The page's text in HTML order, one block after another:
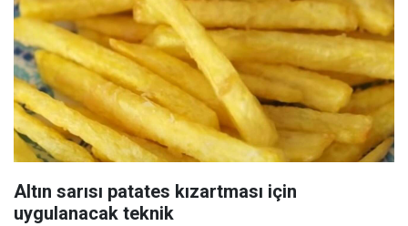
Altın sarısı patates kızartması için
uygulanacak teknik